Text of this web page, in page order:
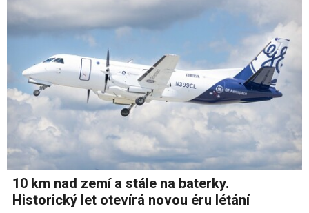
10 km nad zemí a stále na baterky.
Historický let otevírá novou éru létání